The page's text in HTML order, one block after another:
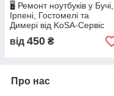
🖥️ Ремонт ноутбуків у Бучі,
Ірпені, Гостомелі та
Димері від KoSA-Сервіс
від 450 ₴
Про нас